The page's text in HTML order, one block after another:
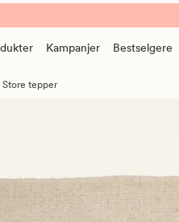
Kampanjer Bestselgere
Store tepper